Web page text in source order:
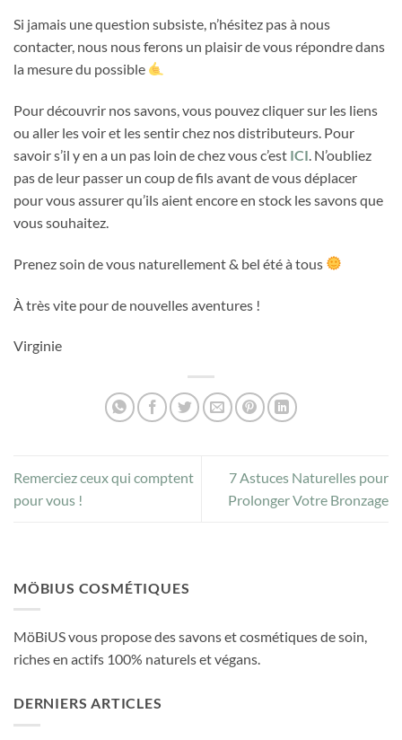
Si jamais une question subsiste, n’hésitez pas à nous
contacter, nous nous ferons un plaisir de vous répondre dans
la mesure du possible
Pour découvrir nos savons, vous pouvez cliquer sur les liens
ou aller les voir et les sentir chez nos distributeurs. Pour
savoir s’il y en a un pas loin de chez vous c’est ICI. N’oubliez
pas de leur passer un coup de fils avant de vous déplacer
pour vous assurer qu’ils aient encore en stock les savons que
vous souhaitez.
Prenez soin de vous naturellement & bel été à tous
À très vite pour de nouvelles aventures !
Virginie
Remerciez ceux qui comptent
pour vous !
7 Astuces Naturelles pour
Prolonger Votre Bronzage
MÖBIUS COSMÉTIQUES
MöBiUS vous propose des savons et cosmétiques de soin,
riches en actifs 100% naturels et végans.
DERNIERS ARTICLES